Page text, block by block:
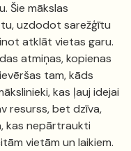
Šie mākslas
uzdodot sarežģītu
atklāt vietas garu.
atmiņas, kopienas
tam, kāds
kas ļauj idejai
resurss, bet dzīva,
kas nepārtraukti
vietām un laikiem.